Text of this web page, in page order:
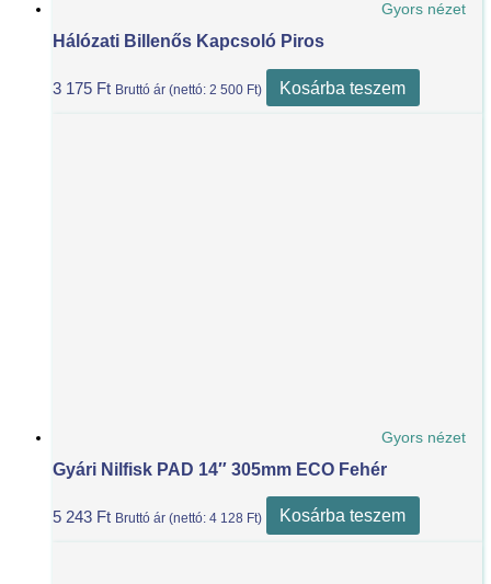
Gyors nézet
Hálózati Billenős Kapcsoló Piros
3 175 Ft Bruttó ár (nettó: 2 500 Ft) Kosárba teszem
Gyors nézet
Gyári Nilfisk PAD 14″ 305mm ECO Fehér
5 243 Ft Bruttó ár (nettó: 4 128 Ft) Kosárba teszem